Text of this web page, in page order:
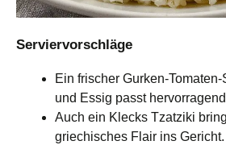
Serviervorschläge
Ein frischer Gurken-
und Essig passt
Auch ein Klecks Tzatziki
griechisches Flair ins Gericht.